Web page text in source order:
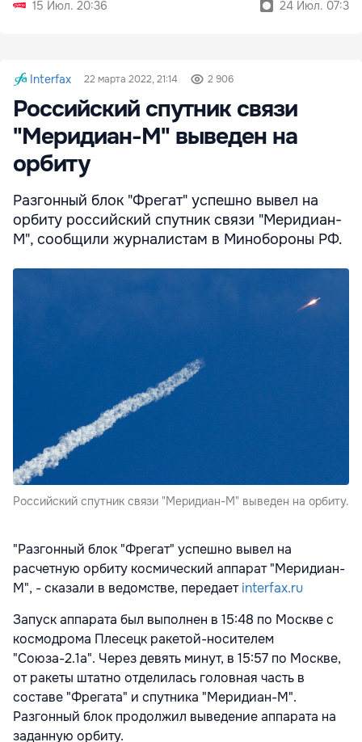
15 Июл. 20:36
24 Июл. 07:36
Interfax 22 марта 2022, 21:14 2 906
Российский спутник связи
"Меридиан-М" выведен на
орбиту
Разгонный блок "Фрегат" успешно вывел на
орбиту российский спутник связи "Меридиан-
М", сообщили журналистам в Минобороны РФ.
Российский спутник связи "Меридиан-М" выведен на орбиту.
"Разгонный блок "Фрегат" успешно вывел на
расчетную орбиту космический аппарат "Меридиан-
М", - сказали в ведомстве, передаетinterfax.ru
Запуск аппарата был выполнен в 15:48 по Москве с
космодрома Плесецк ракетой-носителем
"Союза-2.1а". Через девять минут, в 15:57 по Москве,
от ракеты штатно отделилась головная часть в
составе "Фрегата" и спутника "Меридиан-М".
Разгонный блок продолжил выведение аппарата на
заданную орбиту.